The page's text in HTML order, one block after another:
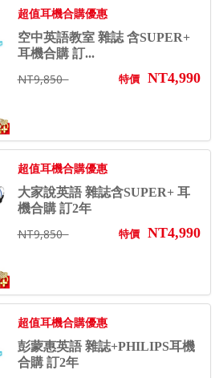
超值耳機合購優惠
空中英語教室 雜誌 含SUPER+
耳機合購 訂...
NT9,850 特價 NT4,990
超值耳機合購優惠
大家說英語 雜誌含SUPER+ 耳
機合購 訂2年
NT9,850 特價 NT4,990
超值耳機合購優惠
彭蒙惠英語 雜誌+PHILIPS耳機
合購 訂2年